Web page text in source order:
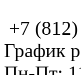
+7
График